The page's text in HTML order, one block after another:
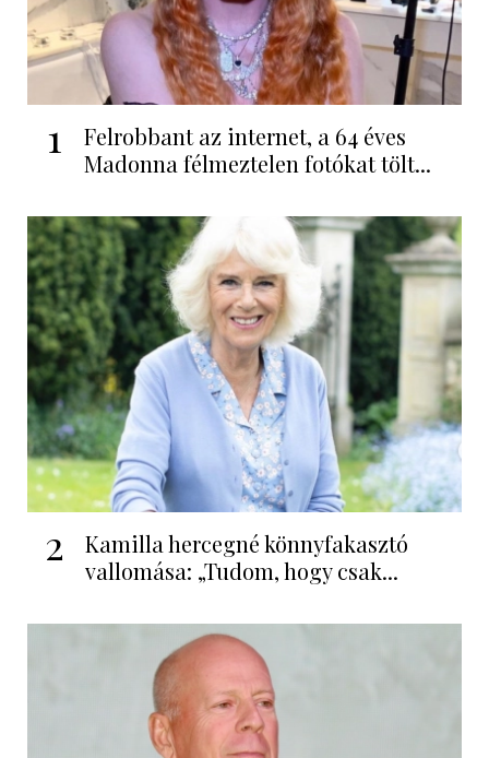
1
Felrobbant az internet, a 64 éves
Madonna félmeztelen fotókat tölt...
2
Kamilla hercegné könnyfakasztó
vallomása: „Tudom, hogy csak...